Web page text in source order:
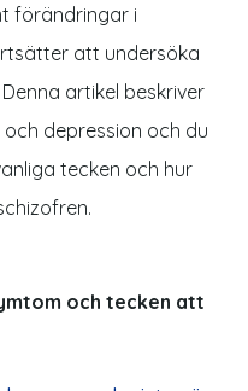
förändringar i
att undersöka
artikel beskriver
depression och du
tecken och hur
och tecken att